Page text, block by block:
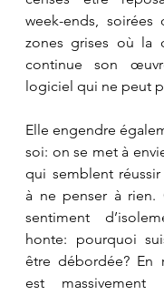
week-ends, soirées
zones grises où la
continue son
logiciel qui ne peut
Elle engendre
soi: on se met à
qui semblent
à ne penser à rien.
sentiment
honte: pourquoi
être débordée? En
est massivement